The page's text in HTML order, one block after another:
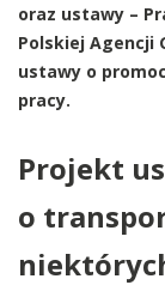
oraz ustawy –
Polskiej Agencji
ustawy o
pracy.
Projekt
o